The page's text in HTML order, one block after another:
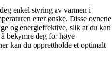
enkel styring av varmen i
etter ønske. Disse ovnene
og energieffektive, slik at du kan
bekymre deg for høye
kan du opprettholde et optimalt